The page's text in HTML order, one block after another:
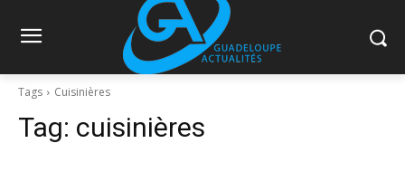
Tags Cuisinières
Tag: cuisinières